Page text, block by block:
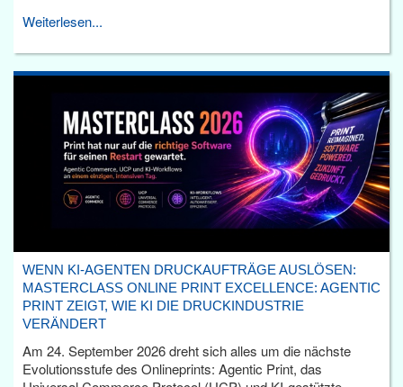
Weiterlesen...
WENN KI-AGENTEN DRUCKAUFTRÄGE AUSLÖSEN:
MASTERCLASS ONLINE PRINT EXCELLENCE: AGENTIC
PRINT ZEIGT, WIE KI DIE DRUCKINDUSTRIE
VERÄNDERT
Am 24. September 2026 dreht sich alles um die nächste
Evolutionsstufe des Onlineprints: Agentic Print, das